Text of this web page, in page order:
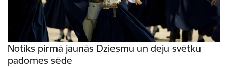
Notiks pirmā jaunās Dziesmu un deju svētku
padomes sēde